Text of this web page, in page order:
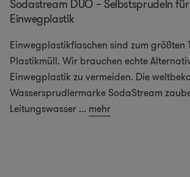
Sodastream DUO – Selbstsprudeln
Einwegplastik
Einwegplastikflaschen sind zum größten
Plastikmüll. Wir brauchen echte
Einwegplastik zu vermeiden. Die
Wassersprudlermarke SodaStream
Leitungswasser ... mehr